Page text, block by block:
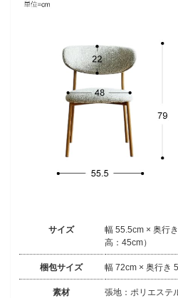
サイズ
幅 55.5cm × 奥行
高：45cm）
梱包サイズ 幅 72cm × 奥行き
素材
張地：ポリエステ